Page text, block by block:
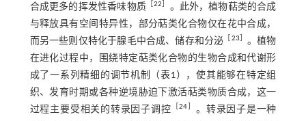
合成更多的挥发性香味物质［22
。此外，植物萜类的合成
与释放具有空间特异性，部分萜类化合物仅在花中合成，
而另一些则仅特化于腺毛中合成、储存和分泌
23
。植物
在进化过程中，围绕特定萜类化合物的生物合成和代谢形
成了一系列精细的调节机制（表1），使其能够在特定组
织、发育时期或各种逆境胁迫下激活萜类物质合成，这一
过程主要受相关的转录因子调控 ［24
。转录因子是一种